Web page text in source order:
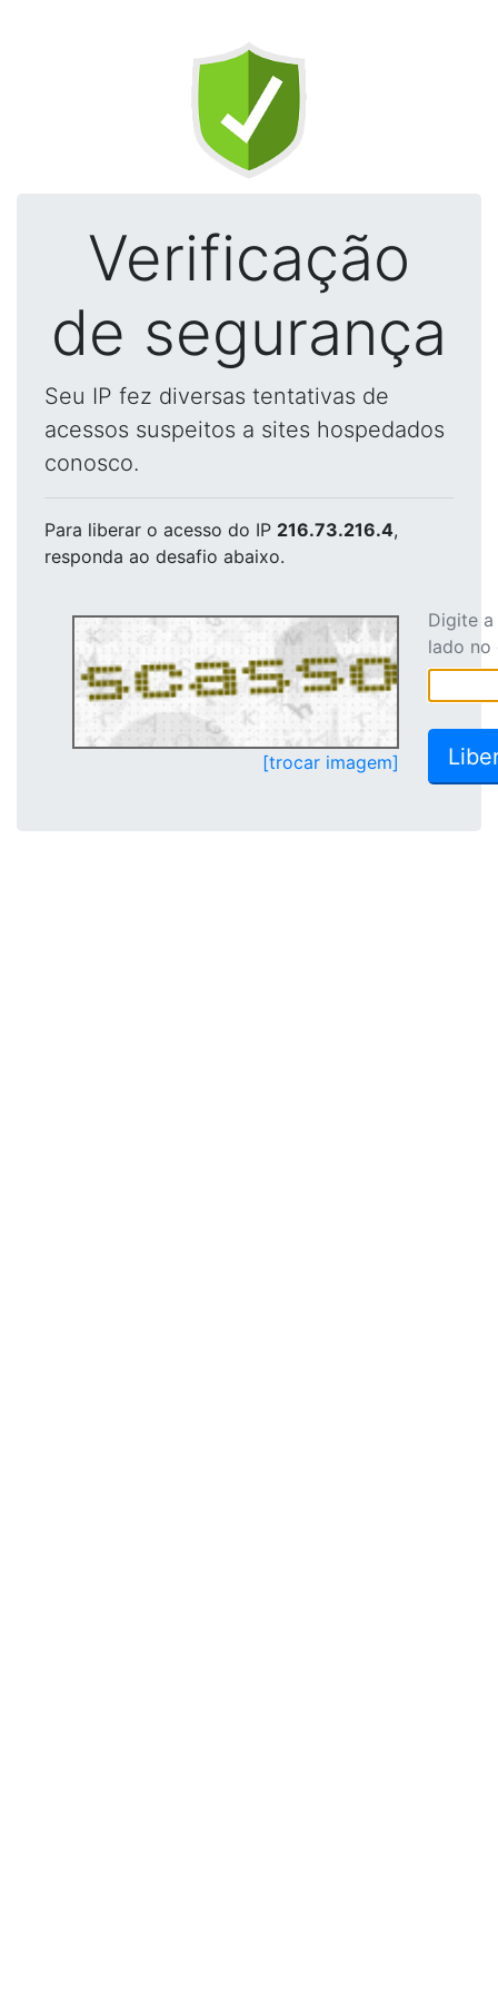
Verificação
de segurança
Seu IP fez diversas tentativas de
acessos suspeitos a sites hospedados
conosco.
Para liberar o acesso do IP 216.73.216.4,
responda ao desafio abaixo.
[trocar imagem]
Digite
lado no